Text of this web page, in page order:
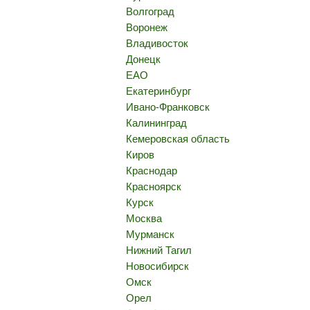
Волгоград
Воронеж
Владивосток
Донецк
ЕАО
Екатеринбург
Ивано-Франковск
Калининград
Кемеровская область
Киров
Краснодар
Красноярск
Курск
Москва
Мурманск
Нижний Тагил
Новосибирск
Омск
Орел